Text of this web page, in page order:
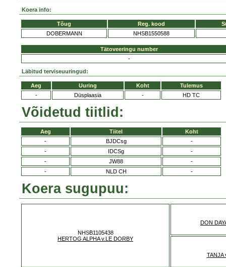
Koera info:
Tõug Reg. kood
DOBERMANN
NHSB1550588
Tätoveeringu number
-
Läbitud terviseuuringud:
Aeg Uuring Koht
Tulemus
-
Düsplaasia - HD TC
Võidetud tiitlid:
Aeg Tiitel
Koht
-
BJDCsg
-
-
IDCSg
-
-
JW88
-
-
NLD CH -
Koera sugupuu:
NHSB1105438
HERTOG ALPHA v.LE DORBY
DON
TANJA